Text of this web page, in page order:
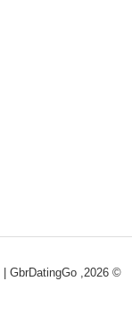
© 2026, GbrDatingGo |